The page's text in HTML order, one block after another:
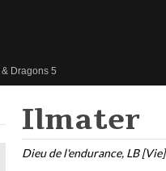
Dragons 5
Ilmater
Dieu de l'endurance, LB [Vie]